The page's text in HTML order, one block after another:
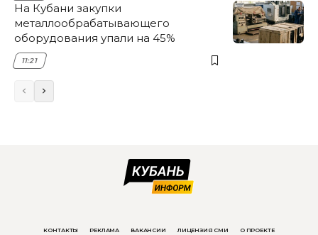
На Кубани закупки
металлообрабатывающего
оборудования упали на 45%
11:21
КОНТАКТЫ РЕКЛАМА ВАКАНСИИ ЛИЦЕНЗИЯ СМИ О ПРОЕКТЕ